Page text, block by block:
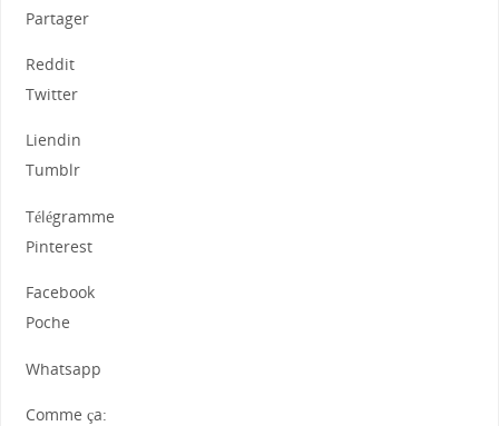
Partager
Reddit
Twitter
Liendin
Tumblr
Télégramme
Pinterest
Facebook
Poche
Whatsapp
Comme ça: